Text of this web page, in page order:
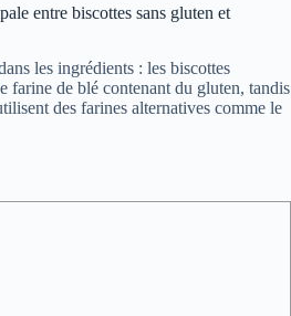
entre biscottes sans gluten et
les ingrédients : les biscottes
farine de blé contenant du gluten, tandis
des farines alternatives comme le